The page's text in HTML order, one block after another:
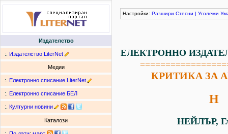
Издателство
:. Издателство LiterNet
Медии
:. Електронно списание LiterNet
:. Електронно списание БЕЛ
:. Културни новини
Каталози
Настройки: Разшири Стесни | Уголеми
ЕЛЕКТРОННО
КРИТИКА ЗА
Н
НЕЙЛЪР,